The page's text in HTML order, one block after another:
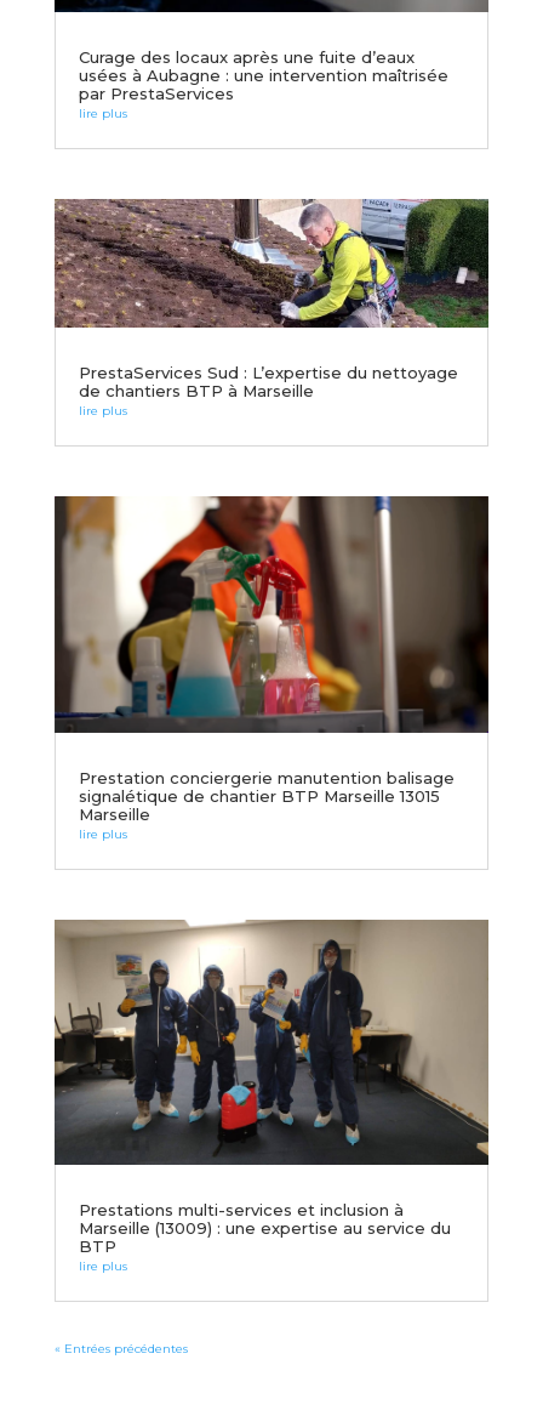
Curage des locaux après une fuite d’eaux
usées à Aubagne : une intervention maîtrisée
par PrestaServices
lire plus
PrestaServices Sud : L’expertise du nettoyage
de chantiers BTP à Marseille
lire plus
Prestation conciergerie manutention balisage
signalétique de chantier BTP Marseille 13015
Marseille
lire plus
Prestations multi-services et inclusion à
Marseille (13009) : une expertise au service du
BTP
lire plus
« Entrées précédentes